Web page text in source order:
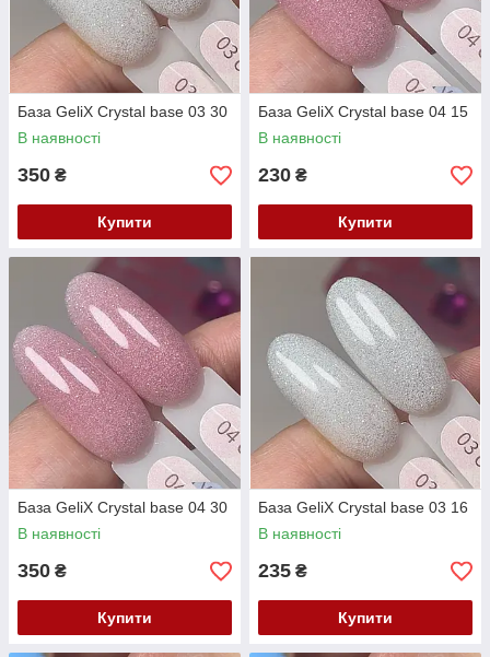
База GeliX Crystal base 03 30
В наявності
350 ₴
Купити
База GeliX Crystal base 04 15
В наявності
230 ₴
Купити
База GeliX Crystal base 04 30
В наявності
350 ₴
Купити
База GeliX Crystal base 03 16
В наявності
235 ₴
Купити